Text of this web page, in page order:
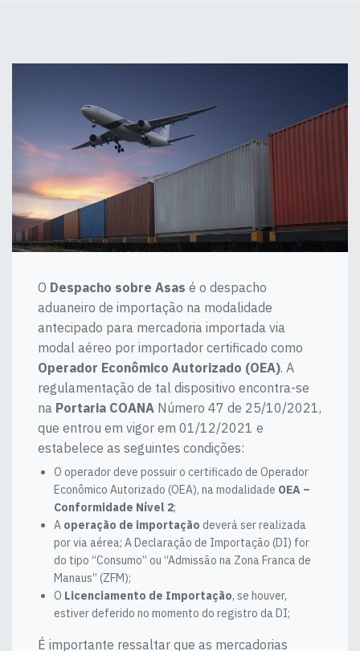
O Despacho sobre Asas é o despacho
aduaneiro de importação na modalidade
antecipado para mercadoria importada via
modal aéreo por importador certificado como
Operador Econômico Autorizado (OEA). A
regulamentação de tal dispositivo encontra-se
na Portaria COANA Número 47 de 25/10/2021,
que entrou em vigor em 01/12/2021 e
estabelece as seguintes condições:
O operador deve possuir o certificado de Operador
Econômico Autorizado (OEA), na modalidade OEA –
Conformidade Nível 2;
A operação de importação deverá ser realizada
por via aérea; A Declaração de Importação (DI) for
do tipo “Consumo” ou “Admissão na Zona Franca de
Manaus” (ZFM);
O Licenciamento de Importação, se houver,
estiver deferido no momento do registro da DI;
É importante ressaltar que as mercadorias